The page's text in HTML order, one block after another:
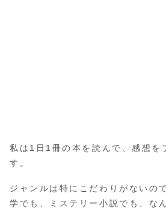
私は1日1冊の本を読んで、感想を
す。
ジャンルは特にこだわりがないの
学でも、ミステリー小説でも、な